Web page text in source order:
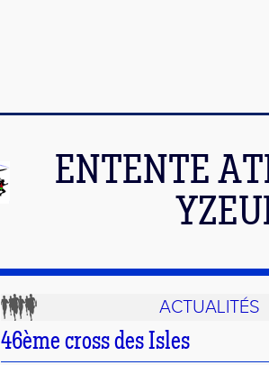
ENTENTE
ACTUALITÉS
46ème cross des Isles